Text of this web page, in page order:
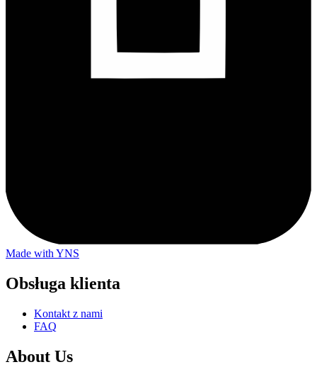
Made with YNS
Obsługa klienta
Kontakt z nami
FAQ
About Us